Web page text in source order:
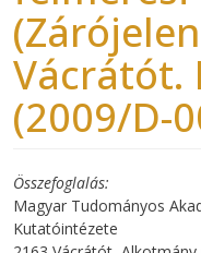
Vácrátót.
(2009/D-
Összefoglalás
Magyar Tudományos
Kutatóintézete